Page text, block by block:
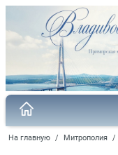
На главную / Митрополия /